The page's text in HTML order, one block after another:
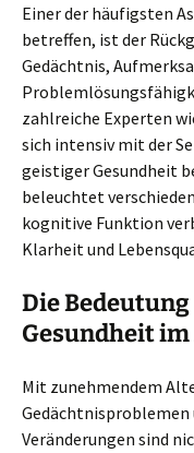
Einer der häufigsten
betreffen, ist der
Gedächtnis,
zahlreiche Experten
sich intensiv mit der
geistiger Gesundheit
beleuchtet
kognitive Funktion
Klarheit und
Die
Gesundheit
Mit zunehmendem
Gedächtnisproblemen
Veränderungen sind